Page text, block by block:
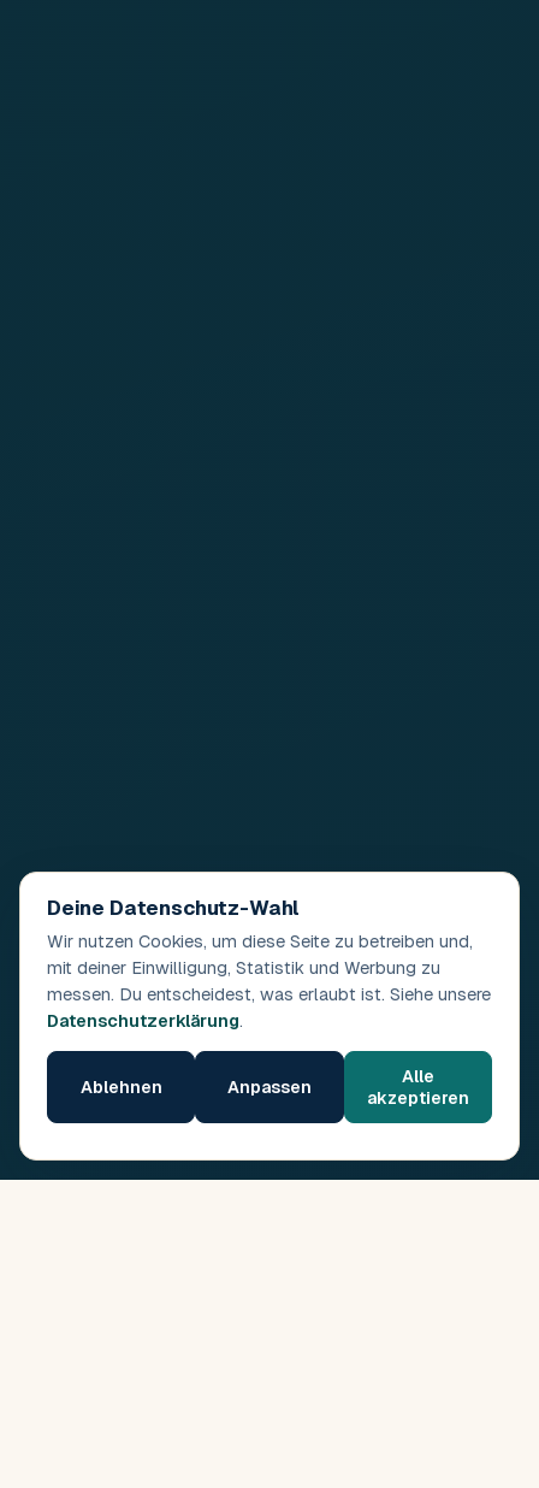
Deine Datenschutz-Wahl
Wir nutzen Cookies, um diese Seite zu betreiben und,
mit deiner Einwilligung, Statistik und Werbung zu
messen. Du entscheidest, was erlaubt ist. Siehe unsere
Datenschutzerklärung.
Ablehnen Anpassen
Alle
akzeptieren